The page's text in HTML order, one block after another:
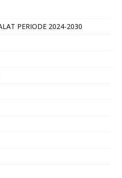
PERIODE 2024-2030